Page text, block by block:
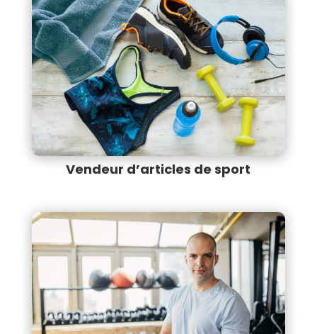
Vendeur d’articles de sport